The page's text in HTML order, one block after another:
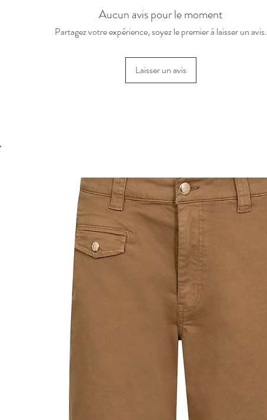
Aucun avis pour le moment
Partagez votre expérience, soyez le premier à laisser un avis.
Laisser un avis